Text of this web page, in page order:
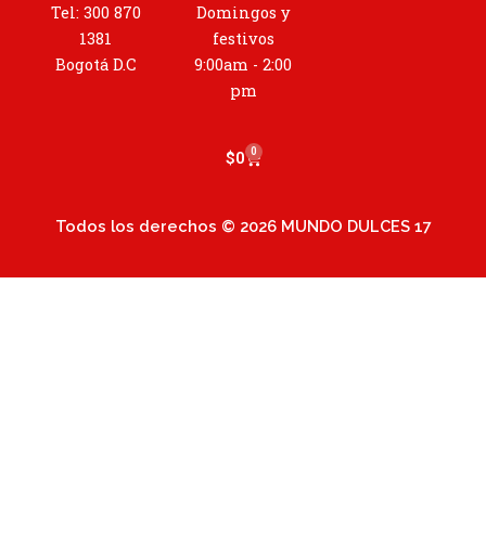
Tel: 300 870
1381
Bogotá D.C
Domingos y
festivos
9:00am - 2:00
pm
$0 0
Cart
Todos los derechos © 2026 MUNDO DULCES 17